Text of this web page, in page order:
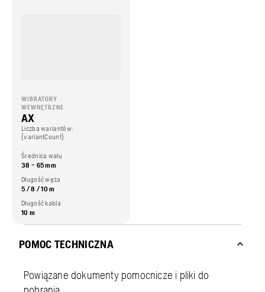
WIBRATORY
WEWNĘTRZNE
AX
Liczba wariantów:
{variantCount}
Średnica wału
38 – 65 mm
Długość węża
5 / 8 / 10 m
Długość kabla
10 m
POMOC TECHNICZNA
Powiązane dokumenty pomocnicze i pliki do